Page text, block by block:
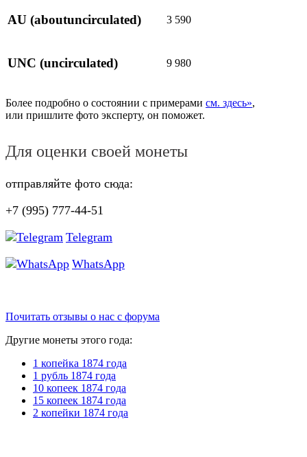
AU (aboutuncirculated) 3 590
UNC (uncirculated) 9 980
Более подробно о состоянии с примерами см. здесь»,
или пришлите фото эксперту, он поможет.
Для оценки своей монеты
отправляйте фото сюда:
+7 (995) 777-44-51
Telegram
WhatsApp
Почитать отзывы о нас с форума
Другие монеты этого года:
1 копейка 1874 года
1 рубль 1874 года
10 копеек 1874 года
15 копеек 1874 года
2 копейки 1874 года